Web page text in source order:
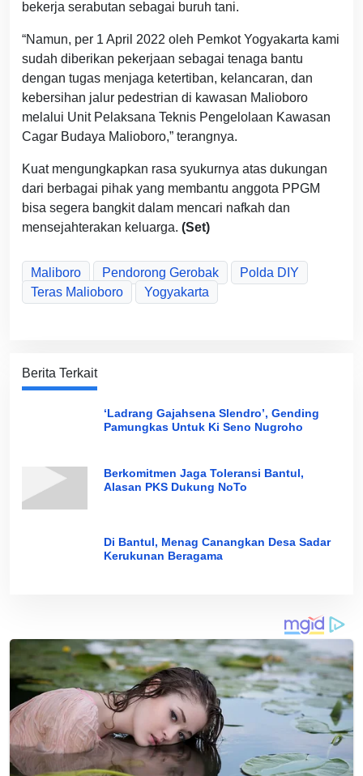
bekerja serabutan sebagai buruh tani.
“Namun, per 1 April 2022 oleh Pemkot Yogyakarta kami
sudah diberikan pekerjaan sebagai tenaga bantu
dengan tugas menjaga ketertiban, kelancaran, dan
kebersihan jalur pedestrian di kawasan Malioboro
melalui Unit Pelaksana Teknis Pengelolaan Kawasan
Cagar Budaya Malioboro,” terangnya.
Kuat mengungkapkan rasa syukurnya atas dukungan
dari berbagai pihak yang membantu anggota PPGM
bisa segera bangkit dalam mencari nafkah dan
mensejahterakan keluarga. (Set)
Maliboro Pendorong Gerobak
Polda DIY
Teras Malioboro
Yogyakarta
Berita Terkait
‘Ladrang Gajahsena Slendro’, Gending
Pamungkas Untuk Ki Seno Nugroho
Berkomitmen Jaga Toleransi Bantul,
Alasan PKS Dukung NoTo
Di Bantul, Menag Canangkan Desa Sadar
Kerukunan Beragama